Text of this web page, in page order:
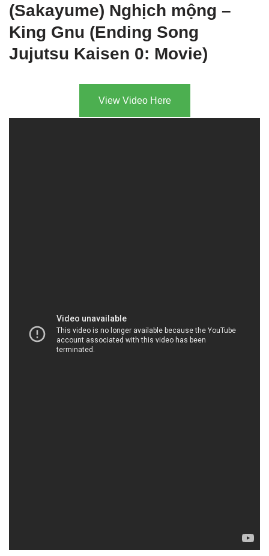
(Sakayume) Nghịch mộng –
King Gnu (Ending Song
Jujutsu Kaisen 0: Movie)
View Video Here